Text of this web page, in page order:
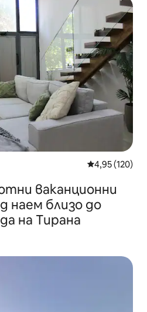
гостите
Средна
4,95 (120)
ваканционни
наем близо до
на Тирана